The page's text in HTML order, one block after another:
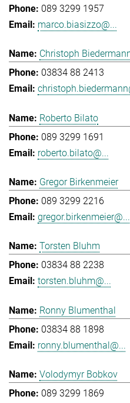
089 3299 1957
marco.biasizzo@...
Christoph
03834 88 2413
Roberto Bilato
089 3299 1691
roberto.bilato@...
Gregor Birkenmeier
089 3299 2216
gregor.birkenmeier@...
Torsten Bluhm
03834 88 2238
torsten.bluhm@...
Ronny Blumenthal
03834 88 1898
ronny.blumenthal@...
Volodymyr Bobkov
089 3299 1869